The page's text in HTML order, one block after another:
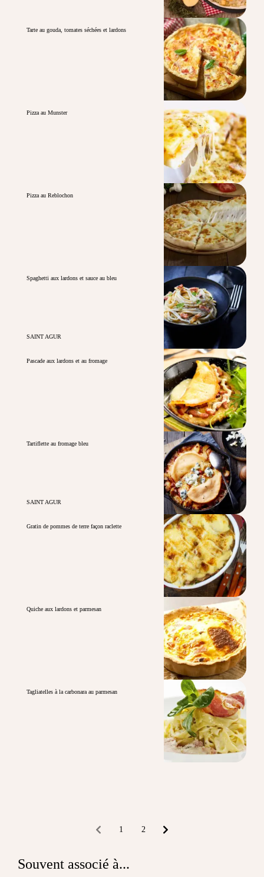
Tarte au gouda, tomates séchées et lardons
Pizza au Munster
Pizza au Reblochon
Spaghetti aux lardons et sauce au bleu
SAINT AGUR
Pascade aux lardons et au fromage
Tartiflette au fromage bleu
SAINT AGUR
Gratin de pommes de terre façon raclette
Quiche aux lardons et parmesan
Tagliatelles à la carbonara au parmesan
1 2
Souvent associé à...